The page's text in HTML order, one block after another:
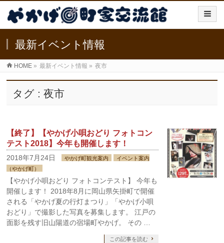
最新イベント情報
HOME » 最新イベント情報 » 夜市
タグ : 夜市
【終了】【やかげ小唄おどり フォトコン
テスト2018】今年も開催します！
2018年7月24日 やかげ町観光案内
イベント案内
（やかげ町）
【やかげ小唄おどり フォトコンテスト】 今年も
開催します！ 2018年8月に岡山県矢掛町で開催
される「やかげ夏の行灯まつり」「やかげ小唄
おどり」で撮影した写真を募集します。 江戸の
面影を残す旧山陽道の宿場町やかげ。 その …
この記事を読む